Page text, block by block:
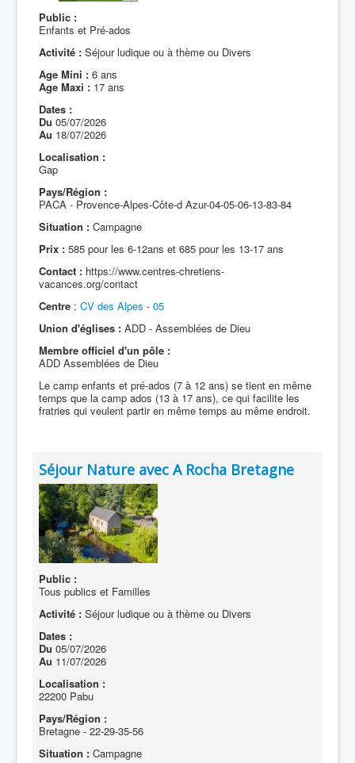
Public :
Enfants et Pré-ados
Activité : Séjour ludique ou à thème ou Divers
Age Mini : 6 ans
Age Maxi : 17 ans
Dates :
Du 05/07/2026
Au 18/07/2026
Localisation :
Gap
Pays/Région :
PACA - Provence-Alpes-Côte-d Azur-04-05-06-13-83-84
Situation : Campagne
Prix : 585 pour les 6-12ans et 685 pour les 13-17 ans
Contact : https://www.centres-chretiens-
vacances.org/contact
Centre : CV des Alpes - 05
Union d'églises : ADD - Assemblées de Dieu
Membre officiel d'un pôle :
ADD Assemblées de Dieu
Le camp enfants et pré-ados (7 à 12 ans) se tient en même
temps que la camp ados (13 à 17 ans), ce qui facilite les
fratries qui veulent partir en même temps au même endroit.
Séjour Nature avec A Rocha Bretagne
Public :
Tous publics et Familles
Activité : Séjour ludique ou à thème ou Divers
Dates :
Du 05/07/2026
Au 11/07/2026
Localisation :
22200 Pabu
Pays/Région :
Bretagne - 22-29-35-56
Situation : Campagne